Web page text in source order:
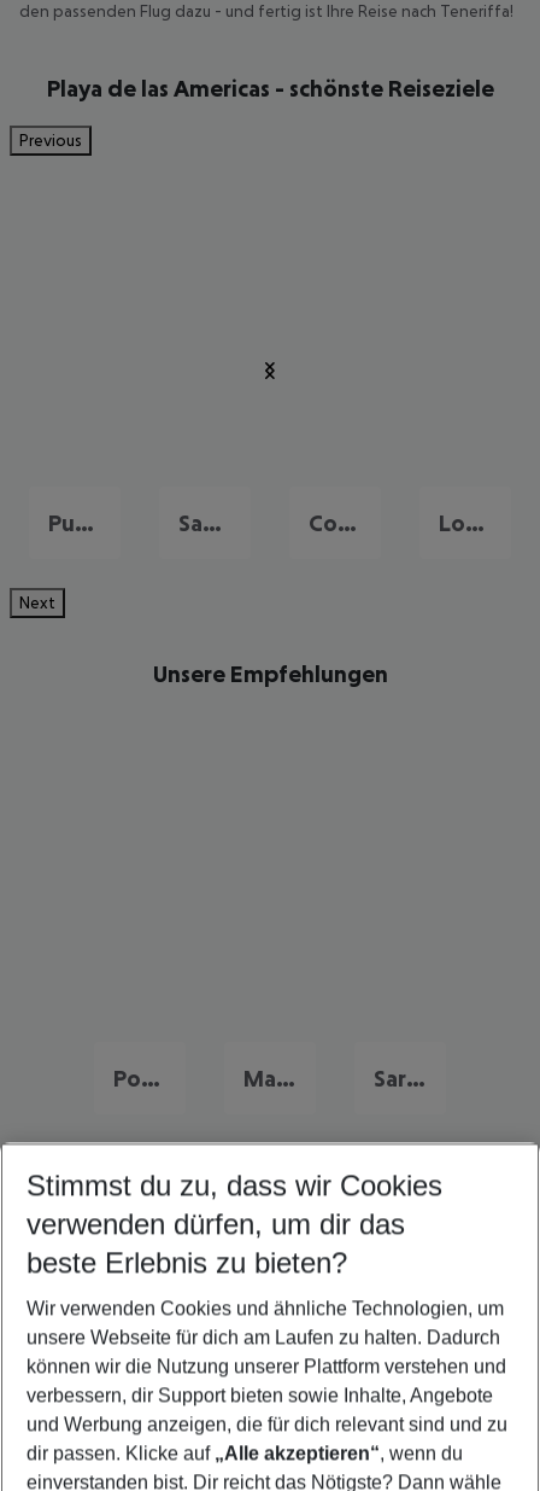
den passenden Flug dazu - und fertig ist Ihre Reise nach Teneriffa!
Playa de las Americas - schönste Reiseziele
Previous
Puerto de la Cruz San Miguel de Abona Costa Adeje Los Christianos
Next
Unsere Empfehlungen
Portugal Frühbucher Angebote Malta Flug & Hotel Sardinien Flug & Hotel
Quicklinks
Last Minute Playa de las Americas
Familienurlaub Playa de las Americas
Flug & Hotel Playa de las Americas
Pauschalreisen Playa de las Americas
Urlaub Playa de las Americas
Stimmst du zu, dass wir Cookies
verwenden dürfen, um dir das
beste Erlebnis zu bieten?
Wir verwenden Cookies und ähnliche Technologien, um
unsere Webseite für dich am Laufen zu halten. Dadurch
können wir die Nutzung unserer Plattform verstehen und
verbessern, dir Support bieten sowie Inhalte, Angebote
und Werbung anzeigen, die für dich relevant sind und zu
dir passen. Klicke auf „Alle akzeptieren“, wenn du
einverstanden bist. Dir reicht das Nötigste? Dann wähle